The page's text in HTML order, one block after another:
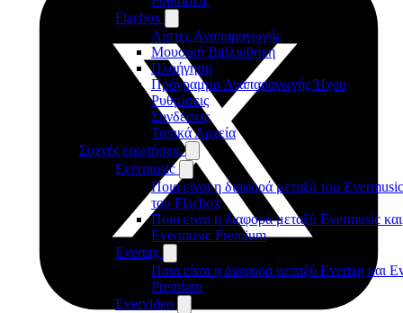
Flacbox
Λίστες Αναπαραγωγής
Μουσική Βιβλιοθήκη
Πλοήγηση
Πρόγραμμα Αναπαραγωγής Ήχου
Ρυθμίσεις
Συνδέσεις
Τοπικά Αρχεία
Συχνές ερωτήσεις
Evermusic
Ποια είναι η διαφορά μεταξύ του
του Flacbox
Ποια είναι η διαφορά μεταξύ Evermusic και
Evermusic Premium
Evertag
Ποια είναι η διαφορά μεταξύ Evertag και
Premium
Evervideo